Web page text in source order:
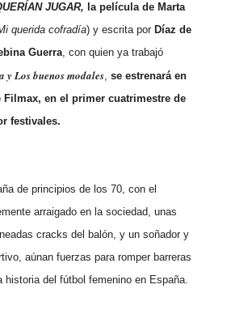
JUGAR, la película de Marta
querida cofradía) y escrita por Díaz de
Guerra, con quien ya trabajó
Los buenos modales, se estrenará en
Filmax, en el primer cuatrimestre de
festivales.
de principios de los 70, con el
arraigado en la sociedad, unas
cracks del balón, y un soñador y
aúnan fuerzas para romper barreras
historia del fútbol femenino en España.